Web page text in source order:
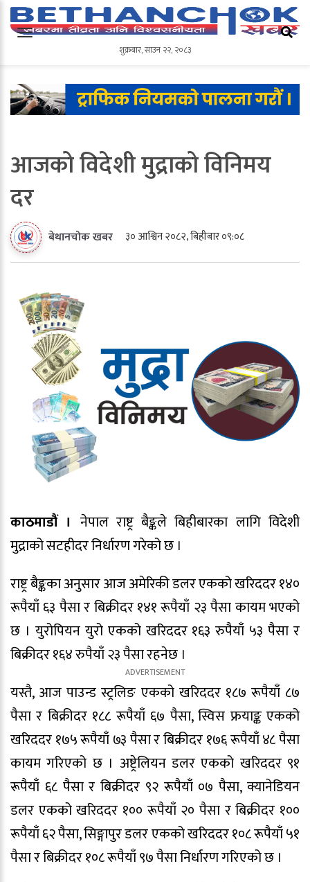
शुक्रबार,साउन २२,२०८३
शुक्रबार,साउन २२, २०८३
आजको विदेशी मुद्राको विनिमय
दर
बेथानचोक खबर ३० आश्विन २०८२, बिहीबार ०९:०८
काठमाडौं । नेपाल राष्ट्र बैङ्कले बिहीबारका लागि विदेशी
मुद्राको सटहीदर निर्धारण गरेको छ ।
राष्ट्र बैङ्कका अनुसार आज अमेरिकी डलर एकको खरिददर १४०
रूपैयाँ ६३ पैसा र बिक्रीदर १४१ रूपैयाँ २३ पैसा कायम भएको
छ । युरोपियन युरो एकको खरिददर १६३ रुपैयाँ ५३ पैसा र
बिक्रीदर १६४ रुपैयाँ २३ पैसा रहनेछ ।
यस्तै, आज पाउन्ड स्ट्रलिङ एकको खरिददर १८७ रूपैयाँ ८७
पैसा र बिक्रीदर १८८ रूपैयाँ ६७ पैसा, स्विस फ्रयाङ्क एकको
खरिददर १७५ रूपैयाँ ७३ पैसा र बिक्रीदर १७६ रूपैयाँ ४८ पैसा
कायम गरिएको छ । अष्ट्रेलियन डलर एकको खरिददर ९१
रूपैयाँ ६८ पैसा र बिक्रीदर ९२ रूपैयाँ ०७ पैसा, क्यानेडियन
डलर एकको खरिददर १०० रूपैयाँ २० पैसा र बिक्रीदर १००
रूपैयाँ ६२ पैसा, सिङ्गापुर डलर एकको खरिददर १०८ रूपैयाँ ५१
पैसा र बिक्रीदर १०८ रूपैयाँ ९७ पैसा निर्धारण गरिएको छ ।